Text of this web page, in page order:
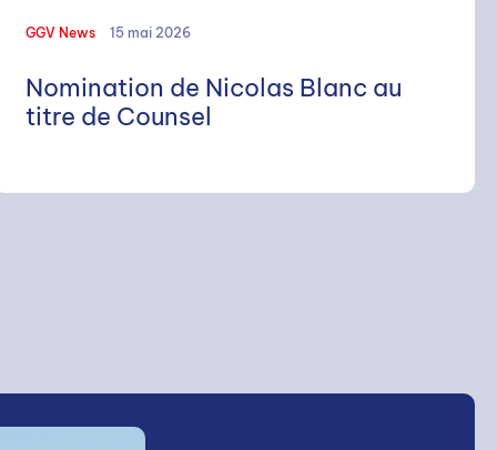
GGV News 15 mai 2026
Nomination de Nicolas Blanc au
titre de Counsel